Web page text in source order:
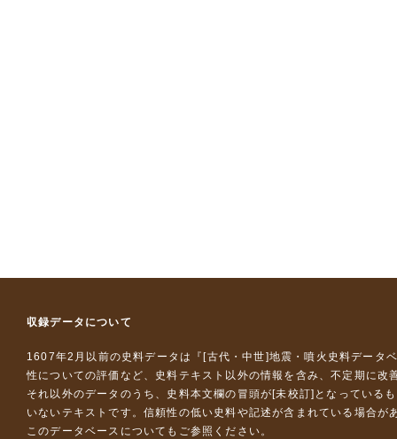
収録データについて
1607年2月以前の史料データは『 [古代・中世]地震・噴火史料データ
性についての評価など、史料テキスト以外の情報を含み、不定期に改
それ以外のデータのうち、史料本文欄の冒頭が[未校訂]となっている
いないテキストです。信頼性の低い史料や記述が含まれている場合が
このデータベースについて もご参照ください。